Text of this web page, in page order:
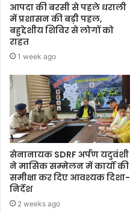
आपदा की बरसी से पहले धराली
में प्रशासन की बड़ी पहल,
बहुद्देशीय शिविर से लोगों को
राहत
1 week ago
सेनानायक SDRF अर्पण यदुवंशी
ने मासिक सम्मेलन में कार्यों की
समीक्षा कर दिए आवश्यक दिशा-
निर्देश
2 weeks ago